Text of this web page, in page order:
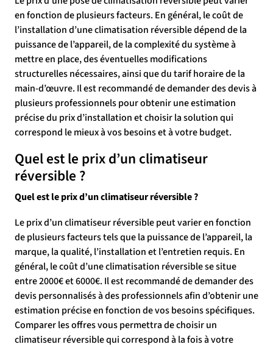
en fonction de plusieurs facteurs. En général, le coût de
l’installation d’une climatisation réversible dépend de la
puissance de l’appareil, de la complexité du système à
mettre en place, des éventuelles modifications
structurelles nécessaires, ainsi que du tarif horaire de la
main-d’œuvre. Il est recommandé de demander des devis à
plusieurs professionnels pour obtenir une estimation
précise du prix d’installation et choisir la solution qui
correspond le mieux à vos besoins et à votre budget.
Quel est le prix d’un climatiseur
réversible ?
Quel est le prix d’un climatiseur réversible ?
Le prix d’un climatiseur réversible peut varier en fonction
de plusieurs facteurs tels que la puissance de l’appareil, la
marque, la qualité, l’installation et l’entretien requis. En
général, le coût d’une climatisation réversible se situe
entre 2000€ et 6000€. Il est recommandé de demander des
devis personnalisés à des professionnels afin d’obtenir une
estimation précise en fonction de vos besoins spécifiques.
Comparer les offres vous permettra de choisir un
climatiseur réversible qui correspond à la fois à votre